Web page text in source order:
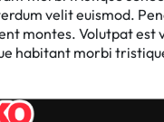
velit euismod.
montes. Volutpat est
habitant morbi